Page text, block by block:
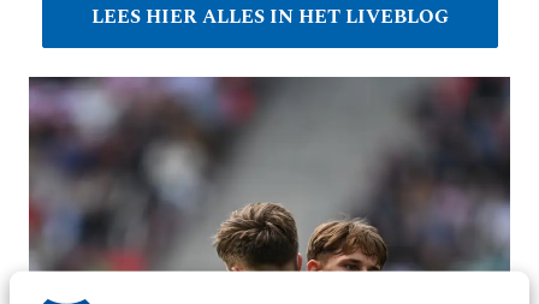
LEES HIER ALLES IN HET LIVEBLOG